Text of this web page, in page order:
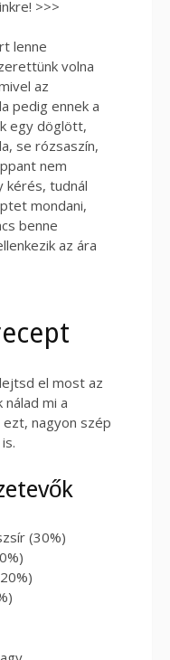
>>>
lenne
volna
az
pedig ennek a
egy döglött,
se rózsaszín,
nem
kérés, tudnál
mondani,
benne
az ára
el most az
mi a
nagyon szép
(30%)